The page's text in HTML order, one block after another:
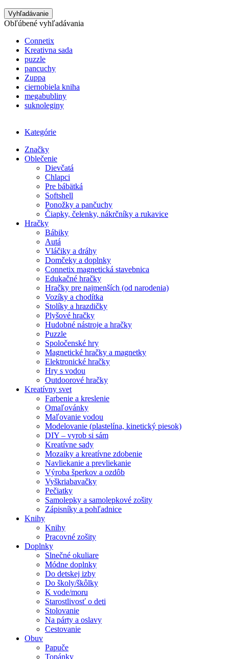
Vyhľadávanie
Obľúbené vyhľadávania
Connetix
Kreativna sada
puzzle
pancuchy
Zuppa
ciernobiela kniha
megabubliny
suknoleginy
Kategórie
Značky
Oblečenie
Dievčatá
Chlapci
Pre bábätká
Softshell
Ponožky a pančuchy
Čiapky, čelenky, nákrčníky a rukavice
Hračky
Bábiky
Autá
Vláčiky a dráhy
Domčeky a doplnky
Connetix magnetická stavebnica
Edukačné hračky
Hračky pre najmenších (od narodenia)
Vozíky a chodítka
Stolíky a hrazdičky
Plyšové hračky
Hudobné nástroje a hračky
Puzzle
Spoločenské hry
Magnetické hračky a magnetky
Elektronické hračky
Hry s vodou
Outdoorové hračky
Kreatívny svet
Farbenie a kreslenie
Omaľovánky
Maľovanie vodou
Modelovanie (plastelína, kinetický piesok)
DIY – vyrob si sám
Kreatívne sady
Mozaiky a kreatívne zdobenie
Navliekanie a prevliekanie
Výroba šperkov a ozdôb
Vyškriabavačky
Pečiatky
Samolepky a samolepkové zošity
Zápisníky a pohľadnice
Knihy
Knihy
Pracovné zošity
Doplnky
Slnečné okuliare
Módne doplnky
Do detskej izby
Do školy/škôlky
K vode/moru
Starostlivosť o deti
Stolovanie
Na párty a oslavy
Cestovanie
Obuv
Papuče
Topánky